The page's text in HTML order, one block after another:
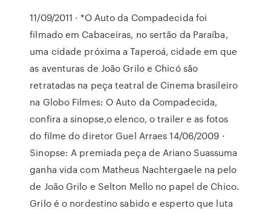
11/09/2011 · *O Auto da Compadecida foi
filmado em Cabaceiras, no sertão da Paraíba,
uma cidade próxima a Taperoá, cidade em que
as aventuras de João Grilo e Chicó são
retratadas na peça teatral de Cinema brasileiro
na Globo Filmes: O Auto da Compadecida,
confira a sinopse,o elenco, o trailer e as fotos
do filme do diretor Guel Arraes 14/06/2009 ·
Sinopse: A premiada peça de Ariano Suassuma
ganha vida com Matheus Nachtergaele na pelo
de João Grilo e Selton Mello no papel de Chico.
Grilo é o nordestino sabido e esperto que luta